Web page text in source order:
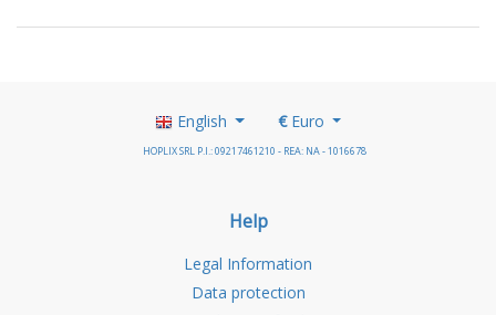
English €Euro
HOPLIX SRL P.I.: 09217461210 - REA: NA - 1016678
Help
Legal Information
Data protection